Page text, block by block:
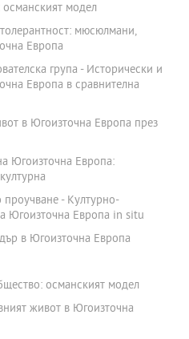
модел
мюсюлмани,
Европа
група - Исторически и
Европа в сравнителна
в Югоизточна Европа през
Югоизточна Европа:
- Културно-
Югоизточна Европа in situ
в Югоизточна Европа
османският модел
живот в Югоизточна